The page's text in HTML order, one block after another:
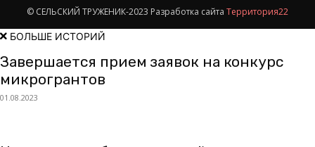
© СЕЛЬСКИЙ ТРУЖЕНИК-2023 Разработка сайта Территория22
БОЛЬШЕ ИСТОРИЙ
Завершается прием заявок на конкурс
микрогрантов
01.08.2023